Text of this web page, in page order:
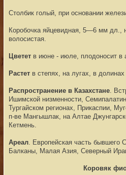
Столбик голый, при основании
Коробочка яйцевидная, 5—6 мм дл.,
волосистая.
Цветет в июне - июле, плодоносит в
Растет в степях, на лугах, в
Распространение в Казахстане.
Ишимской низменности,
Тургайском регионах, Прикаспии,
п-ве Мангышлак, на Алтае
Кетмень.
Ареал. Европейская часть бывшего
Балканы, Малая Азия, Северный
Коровяк